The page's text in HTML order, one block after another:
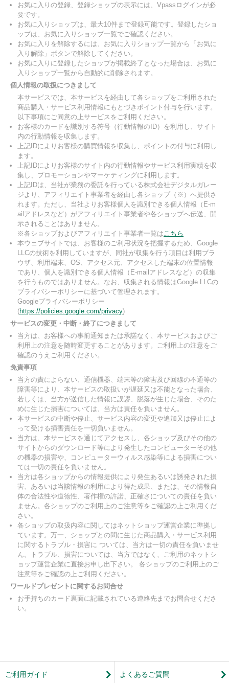
お気に入りの登録、登録ショップの表示には、Vpassログインが必
要です。
お気に入りショップは、最大10件まで登録可能です。登録したショ
ップは、お気に入りショップ一覧でご確認ください。
お気に入りを解除するには、お気に入りショップ一覧から「お気に
入り解除」ボタンで解除してください。
お気に入りに登録したショップが掲載終了となった場合は、お気に
入りショップ一覧から自動的に削除されます。
個人情報の取扱につきまして
本サービスでは、本サービスを経由して各ショップをご利用された
商品購入・サービス利用情報にもとづきポイント付与を行います。
以下事項にご同意の上サービスをご利用ください。
お客様のカードを識別する符号（行動情報のID）を利用し、サイト
内の行動情報を収集します。
上記IDによりお客様の購買情報を収集し、ポイントの付与に利用し
ます。
上記IDによりお客様のサイト内の行動情報やサービス利用実績を収
集し、プロモーションやマーケティングに利用します。
上記IDは、当社が業務の委託を行っている株式会社デジタルガレー
ジより、アフィリエイト事業者を経由し各ショップ（※）へ提供さ
れます。ただし、当社よりお客様個人を識別できる個人情報（E-m
ailアドレスなど）がアフィリエイト事業者や各ショップへ伝送、開
示されることはありません。
※各ショップおよびアフィリエイト事業者一覧はこちら
本ウェブサイトでは、お客様のご利用状況を把握するため、Google
LLCの技術を利用していますが、同社が収集を行う項目は利用ブラ
ウザ、利用端末、OS、アクセス元、アクセスした端末の位置情報
であり、個人を識別できる個人情報（E-mailアドレスなど）の収集
を行うものではありません。なお、収集される情報はGoogle LLCの
プライバシーポリシーに基づいて管理されます。
Googleプライバシーポリシー
(https://policies.google.com/privacy)
サービスの変更・中断・終了につきまして
当方は、お客様への事前通知または承諾なく、本サービスおよびご
利用上の注意を随時変更することがあります。ご利用上の注意をご
確認のうえご利用ください。
免責事項
当方の責によらない、通信機器、端末等の障害及び回線の不通等の
障害等により、本サービスの取扱いが遅延又は不能となった場合、
若しくは、当方が送信した情報に誤謬、脱落が生じた場合、そのた
めに生じた損害については、当方は責任を負いません。
本サービスの中断や停止、サービス内容の変更や追加又は停止によ
って受ける損害責任を一切負いません。
当方は、本サービスを通じてアクセスし、各ショップ及びその他の
サイトからのダウンロード等により発生したコンピューターその他
の機器の損害や、コンピューターウィルス感染等による損害につい
ては一切の責任を負いません。
当方は各ショップからの情報提供により発生あるいは誘発された損
害、あるいは当該情報の利用により得た成果、または、その情報自
体の合法性や道徳性、著作権の許諾、正確さについての責任を負い
ません。各ショップのご利用上のご注意等をご確認の上ご利用くだ
さい。
各ショップの取扱内容に関してはネットショップ運営企業に準拠し
ています。万一、ショップとの間に生じた商品購入・サービス利用
に関するトラブル・損害に ついては、当方は一切の責任を負いませ
ん。トラブル、損害については、当方ではなく、ご利用のネットシ
ョップ運営企業に直接お申し出下さい。 各ショップのご利用上のご
注意等をご確認の上ご利用ください。
ワールドプレゼントに関するお問合せ
お手持ちのカード裏面に記載されている連絡先までお問合せくださ
い。
ご利用ガイド よくあるご質問